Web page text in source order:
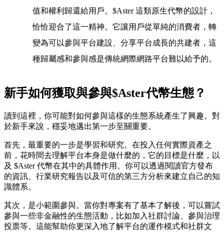
值和權利歸還給用戶。$Aster 這類原生代幣的設計，
恰恰迎合了這一精神。它讓用戶從單純的消費者，轉
變為可以參與平台建設、分享平台成長的共建者，這
種歸屬感和參與感是傳統網際網路平台難以給予的。
新手如何獲取與參與$Aster代幣生態？
讀到這裡，你可能對如何參與這樣的生態系統產生了興趣。對
於新手來說，穩妥地邁出第一步至關重要。
首先，最重要的一步是學習和研究。在投入任何實際資產之
前，花時間去理解平台本身是做什麼的，它的目標是什麼，以
及 $Aster 代幣在其中的具體作用。你可以透過閱讀官方發布
的資訊、行業研究報告以及可信的第三方分析來建立自己的知
識體系。
其次，是小範圍參與。當你對專案有了基本了解後，可以嘗試
參與一些非金融性的生態活動，比如加入社群討論、參與治理
投票等。這能幫助你更深入地了解平台的運作模式和社群文